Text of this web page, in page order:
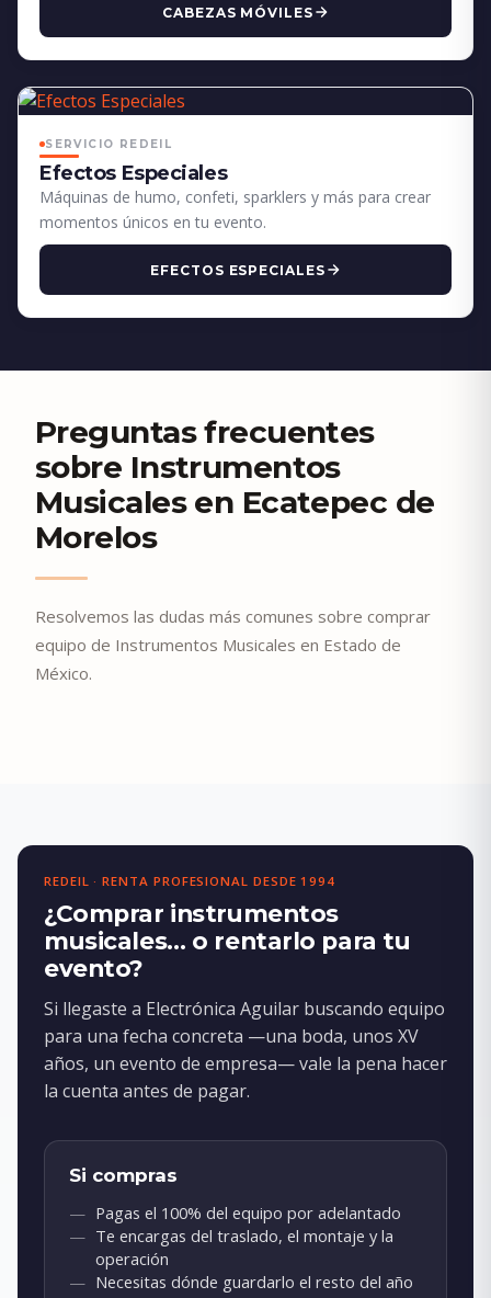
CABEZAS MÓVILES
SERVICIO REDEIL
Efectos Especiales
Máquinas de humo, confeti, sparklers y más para crear
momentos únicos en tu evento.
EFECTOS ESPECIALES
Preguntas frecuentes
sobre Instrumentos
Musicales en Ecatepec de
Morelos
Resolvemos las dudas más comunes sobre comprar
equipo de Instrumentos Musicales en Estado de
México.
REDEIL · RENTA PROFESIONAL DESDE 1994
¿Comprar instrumentos
musicales… o rentarlo para tu
evento?
Si llegaste a Electrónica Aguilar buscando equipo
para una fecha concreta —una boda, unos XV
años, un evento de empresa— vale la pena hacer
la cuenta antes de pagar.
Si compras
Pagas el 100% del equipo por adelantado
Te encargas del traslado, el montaje y la
operación
Necesitas dónde guardarlo el resto del año